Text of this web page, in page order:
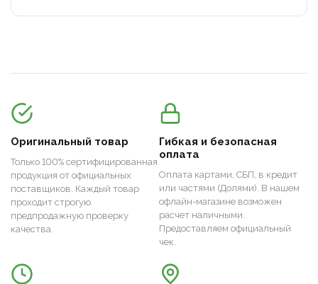
Оригинальный товар
Только 100% сертифицированная
продукция от официальных
поставщиков. Каждый товар
проходит строгую
предпродажную проверку
качества.
Гибкая и безопасная
оплата
Оплата картами, СБП, в кредит
или частями (Долями). В нашем
офлайн-магазине возможен
расчет наличными.
Предоставляем официальный
чек.